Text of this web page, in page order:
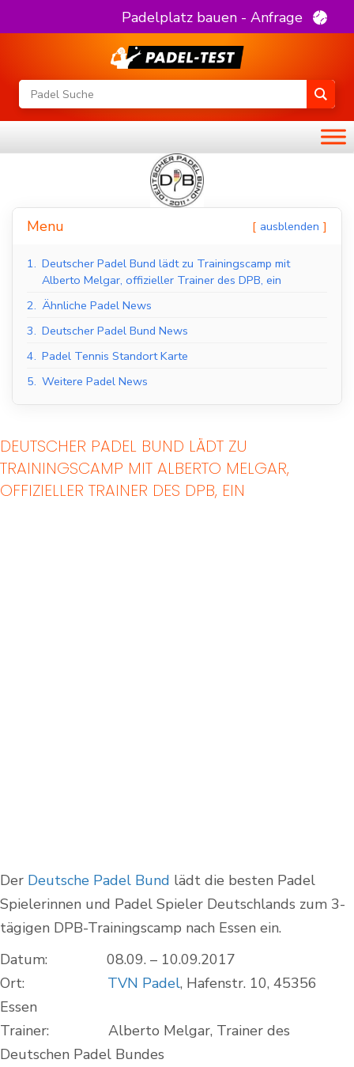
Padelplatz bauen - Anfrage
Menu ausblenden
1. Deutscher Padel Bund lädt zu Trainingscamp mit
Alberto Melgar, offizieller Trainer des DPB, ein
2. Ähnliche Padel News
3. Deutscher Padel Bund News
4. Padel Tennis Standort Karte
5. Weitere Padel News
DEUTSCHER PADEL BUND LÄDT ZU
TRAININGSCAMP MIT ALBERTO MELGAR,
OFFIZIELLER TRAINER DES DPB, EIN
Der Deutsche Padel Bund lädt die besten Padel
Spielerinnen und Padel Spieler Deutschlands zum 3-
tägigen DPB-Trainingscamp nach Essen ein.
Datum: 08.09. – 10.09.2017
Ort: TVN Padel, Hafenstr. 10, 45356
Essen
Trainer: Alberto Melgar, Trainer des
Deutschen Padel Bundes